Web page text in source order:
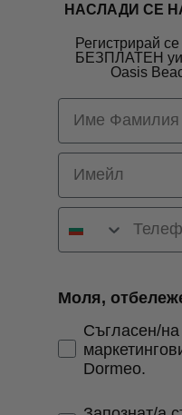
НАСЛАДИ СЕ
Регистрирай
БЕЗПЛАТЕН
Oasis
First Name
Email
Моля,
Съгласен/
Dormeo.
както и